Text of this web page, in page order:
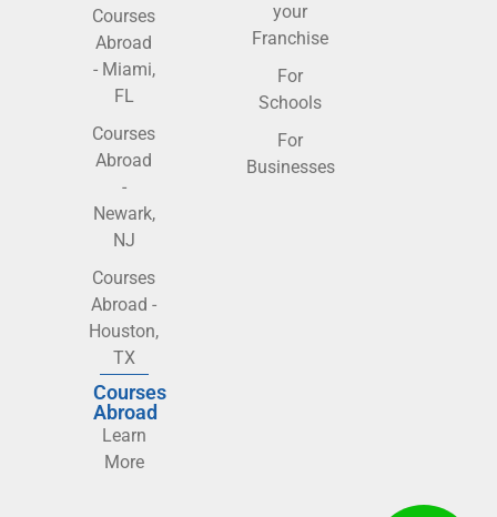
Courses
Abroad
- Miami,
FL
Courses
Abroad
-
Newark,
NJ
Courses
Abroad -
Houston,
TX
Courses
Abroad
Learn
More
your
Franchise
For
Schools
For
Businesses